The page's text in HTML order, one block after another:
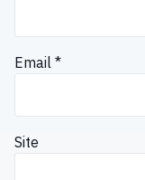
Email *
Site